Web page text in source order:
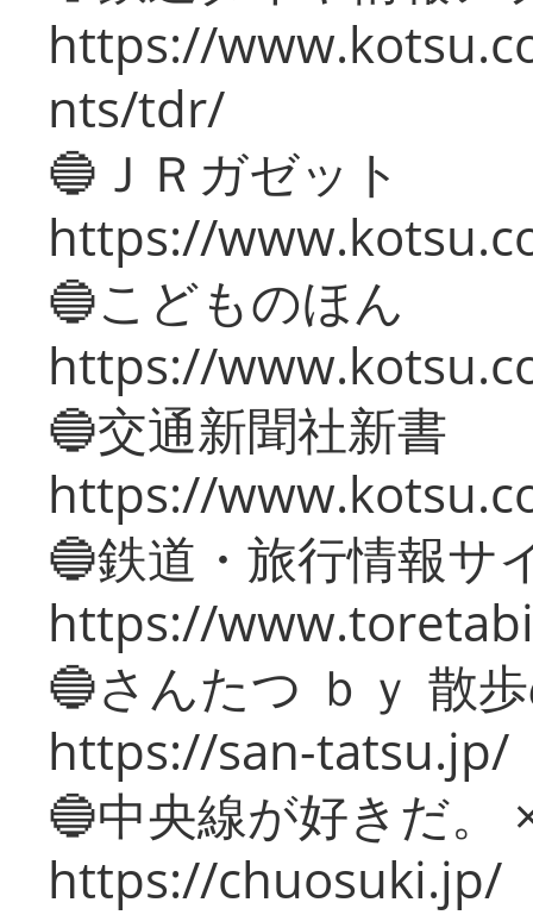
https://
nts/tdr/
🔵ＪＲガゼット
https://
🔵こどものほん
https://
🔵交通新聞社新書
https://
🔵鉄道・旅行情報サ
https://
🔵さんたつ ｂｙ 散
https://san-tatsu.jp/
🔵中央線が好きだ。
https://chuosuki.jp/